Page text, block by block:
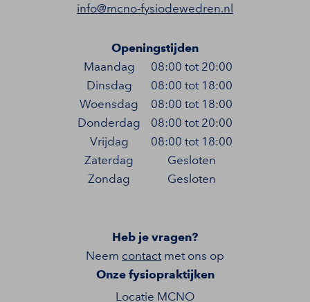
info@mcno-fysiodewedren.nl
Openingstijden
Maandag
Dinsdag
Woensdag
Donderdag
Vrijdag
Zaterdag
Zondag
08:00 tot 20:00
08:00 tot 18:00
08:00 tot 18:00
08:00 tot 20:00
08:00 tot 18:00
Gesloten
Gesloten
Heb je vragen?
Neem contact met ons op
Onze fysiopraktijken
Locatie MCNO